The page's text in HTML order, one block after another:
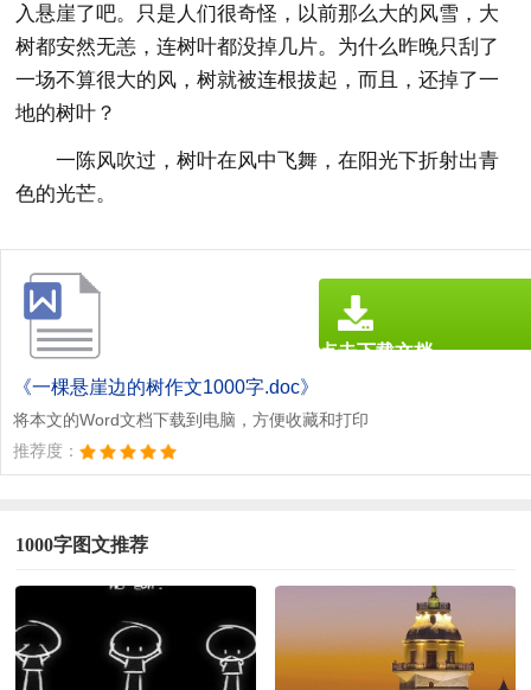
入悬崖了吧。只是人们很奇怪，以前那么大的风雪，大
树都安然无恙，连树叶都没掉几片。为什么昨晚只刮了
一场不算很大的风，树就被连根拔起，而且，还掉了一
地的树叶？
一陈风吹过，树叶在风中飞舞，在阳光下折射出青
色的光芒。
《一棵悬崖边的树作文1000字.doc》
将本文的Word文档下载到电脑，方便收藏和打印
推荐度：
点击下载文档
1000字图文推荐